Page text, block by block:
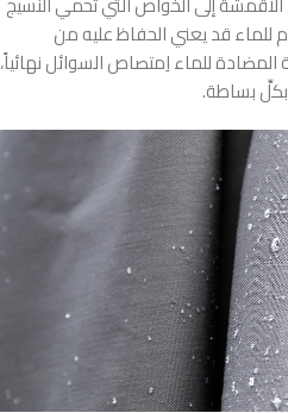
للماء قد يعني الحفاظ عليه من
المضادة للماء اِمتصاص السوائل نهائياً،
بساطة.